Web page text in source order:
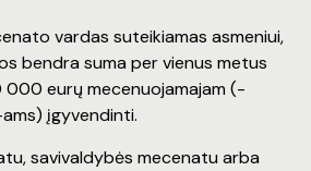
vardas suteikiamas asmeniui,
bendra suma per vienus metus
000 eurų mecenuojamajam (-
įgyvendinti.
savivaldybės mecenatu arba